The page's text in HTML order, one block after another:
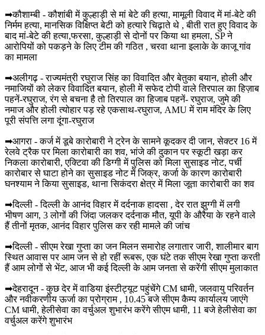
➡कौशाम्बी - कौशांबी में कुल्हाड़ी से मां बेटे की हत्या, मामूली विवाद में मां-बेटे की
निर्मम हत्या, मानसिक विक्षिप्त बेटी को हत्यारे चिढ़ाते थे , बीती रात हुए विवाद के
बाद मां-बेटे की हत्या,फरसा, कुल्हाड़ी से दोनों पर किया था हमला, SP ने
आरोपियों को पकड़ने के लिए टीम की गठित , चरवा थाना इलाके के काजू गांव
का मामला
➡अलीगढ़ - राज्यमंत्री रघुराज सिंह का विवादित और बेतुका बयान, होली और
नमाजियों को लेकर विवादित बयान, होली में सफेद टोपी वाले तिरपाल का हिज़ाब
पहनें-रघुराज, रंग से बचना है तो तिरपाल का हिजाब पहनें- रघुराज, जुमे की
नमाज और होली त्योहार पड़ रहे एकसाथ-रघुराज, AMU में राम मंदिर के लिए
पूरी संपत्ति लगा दूंगा-रघुराज
➡आगरा - कर्ज में डूबे कारोबारी ने ट्रेन के सामने कूदकर दी जान, सेक्टर 16 में
रेलवे ट्रैक पर मिला कारोबारी का शव, भांजे की दुकान पर स्कूटी खड़ा कर
निकला कारोबारी, एक्टिवा की डिग्गी में पुलिस को मिला सुसाइड नोट, पर्ची
कारोबार से घाटा होने का सुसाइड नोट में जिक्र, कर्जा के कारण कारोबारी
घनश्याम ने किया सुसाइड, थाना सिकंदरा क्षेत्र में मिला जूता कारोबारी का शव
➡दिल्ली - दिल्ली के आनंद विहार में दर्दनाक हादसा , देर रात झुग्गी में लगी
भीषण आग, 3 लोगों की जिंदा जलकर दर्दनाक मौत, यूपी के औरैया के रहने वाले
हैं तीनों मृतक, आनंद विहार पुलिस कर रही मामले की जांच
➡दिल्ली - सीएम रेखा गुप्ता का जन मिलन समारोह लगातार जारी, शालीमार बाग
स्थित आवास पर आम जन से हो रहीं रूबरू, एक घंटे तक सीएम रेखा गुप्ता करती
हैं आम लोगों से भेंट, आज भी कई दिल्ली के आम जनता से करेंगी सीएम मुलाकात
➡देहरादून - कुछ देर में वाडिया इंस्टीट्यूट पहुंचेंगे CM धामी, जलवायु परिवर्तन
और नवीकरणीय ऊर्जा का प्रोग्राम , 10.45 बजे सीएम कैम्प कार्यालय जाएंगे
CM धामी, हेलीसेवा का वर्चुअल शुभारंभ करेंगे सीएम धामी, 11 बजे हेलीसेवा का
वर्चुअल करेंगे शुभारंभ